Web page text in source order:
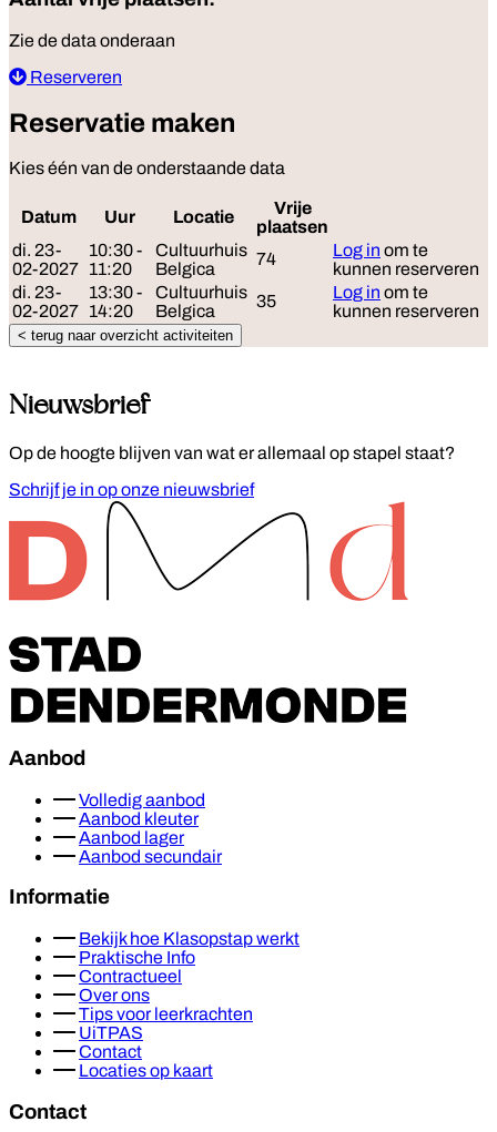
Zie de data onderaan
Reserveren
Reservatie maken
Kies één van de onderstaande data
Datum Uur Locatie
Vrije
plaatsen
di. 23-
02-2027
10:30 -
11:20
Cultuurhuis
Belgica
74 Log in om te
kunnen reserveren
di. 23-
02-2027
13:30 -
14:20
Cultuurhuis
Belgica
35 Log in om te
kunnen reserveren
< terug naar overzicht activiteiten
Nieuwsbrief
Op de hoogte blijven van wat er allemaal op stapel staat?
Schrijf je in op onze nieuwsbrief
Aanbod
Volledig aanbod
Aanbod kleuter
Aanbod lager
Aanbod secundair
Informatie
Bekijk hoe Klasopstap werkt
Praktische Info
Contractueel
Over ons
Tips voor leerkrachten
UiTPAS
Contact
Locaties op kaart
Contact